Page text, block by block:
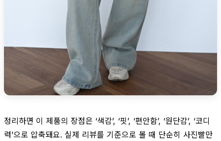
정리하면 이 제품의 장점은 ‘색감’, ‘핏’, ‘편안함’, ‘원단감’, ‘코디
력’으로 압축돼요. 실제 리뷰를 기준으로 볼 때 단순히 사진빨만